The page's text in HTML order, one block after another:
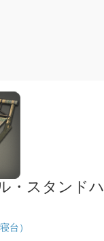
・スタンド
台）